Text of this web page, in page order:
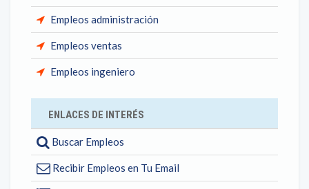
Empleos administración
Empleos ventas
Empleos ingeniero
ENLACES DE INTERÉS
Buscar Empleos
Recibir Empleos en Tu Email